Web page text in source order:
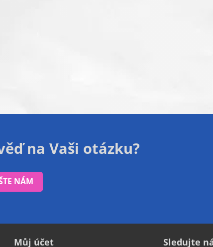
na Vaši otázku?
NÁM
Můj účet Sledujte